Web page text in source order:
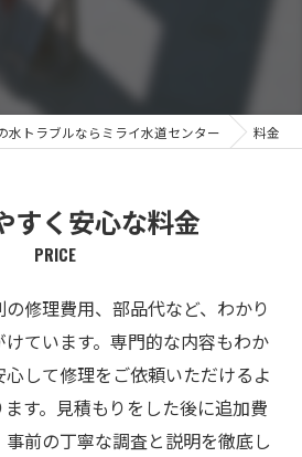
水トラブルならミライ水道センター 料金
すく安心な料金
PRICE
修理費用、部品代など、わかり
ています。専門的な内容もわか
して修理をご依頼いただけるよ
す。見積もりをした後に追加費
前の丁寧な調査と説明を徹底し